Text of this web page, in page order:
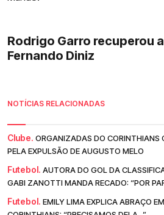
Rodrigo Garro recuperou
Fernando Diniz
NOTÍCIAS RELACIONADAS
Clube. ORGANIZADAS DO CORINTHIANS
PELA EXPULSÃO DE AUGUSTO MELO
Futebol. AUTORA DO GOL DA
GABI ZANOTTI MANDA RECADO: “POR
Futebol. EMILY LIMA EXPLICA ABRAÇO